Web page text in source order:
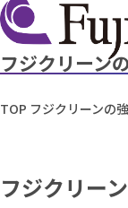
フジクリーン
TOP フジクリーンの
フジクリー